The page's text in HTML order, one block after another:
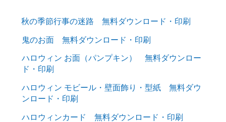
秋の季節行事の迷路 無料ダウンロード・印刷
鬼のお面 無料ダウンロード・印刷
ハロウィン お面（パンプキン） 無料ダウンロー
ド・印刷
ハロウィン モビール・壁面飾り・型紙 無料ダウ
ンロード・印刷
ハロウィンカード 無料ダウンロード・印刷